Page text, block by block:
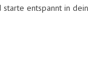
starte entspannt in dein